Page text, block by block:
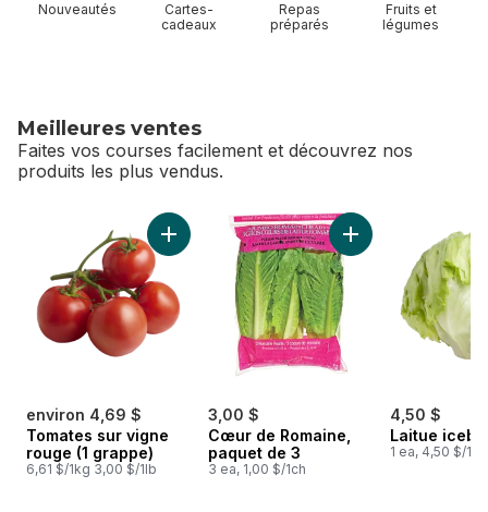
Nouveautés
Cartes-
cadeaux
Repas
préparés
Fruits et
légumes
Meilleures ventes
Faites vos courses facilement et découvrez nos
produits les plus vendus.
sauter Meilleures ventes
environ 4,69 $
Tomates sur vigne
rouge (1 grappe)
6,61 $/1kg 3,00 $/1lb
Ajouter Tomates sur vigne rouge (1 grappe)
3,00 $
Cœur de Romaine,
paquet de 3
3 ea, 1,00 $/1ch
Ajouter Cœur de
4,50 $
Laitue
1 ea, 4,50 $/1ch